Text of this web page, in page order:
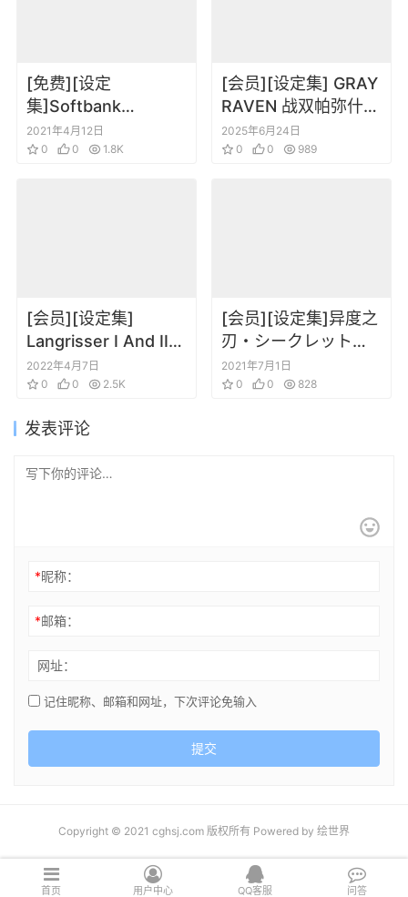
[免费][设定
集]Softbank
Creative-Cave
Shooting Artworks
2021年4月12日
0
0 1.8K
[会员][设定集] GRAY
RAVEN 战双帕弥什
美术集Vol.2
2025年6月24日
0
0 989
[会员][设定集]
Langrisser I And II
Deluxe Edition
Artbook
2022年4月7日
0
0 2.5K
[会员][设定集]异度之
刃・シークレットフ
ァイル モナド・アー
カイブス
2021年7月1日
0
0 828
发表评论
*昵称：
*邮箱：
网址：
记住昵称、邮箱和网址，下次评论免输入
提交
Copyright © 2021 cghsj.com 版权所有 Powered by 绘世界
首页 用户中心 QQ客服 问答